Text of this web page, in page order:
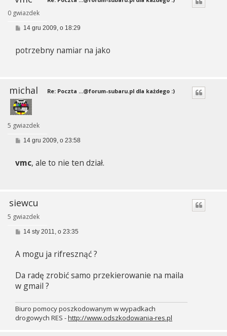
0 gwiazdek
P
t
14 gru 2009, o 18:29
potrzebny namiar na jako
michal
5 gwiazdek
Re: Poczta ...@forum-subaru.pl dla każdego :)
P
t
14 gru 2009, o 23:58
vmc, ale to nie ten dział.
siewcu
5 gwiazdek
P14 sty 2011, o 23:35
A mogu ja rifresznąć ?
Da radę zrobić samo przekierowanie na maila
w gmail ?
Biuro pomocy poszkodowanym w wypadkach
drogowych RES -http://www.odszkodowania-res.pl